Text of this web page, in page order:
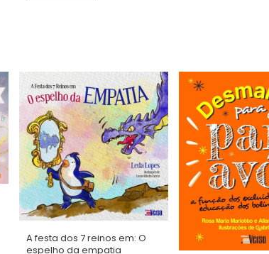
A festa dos 7 reinos em: O
espelho da empatia